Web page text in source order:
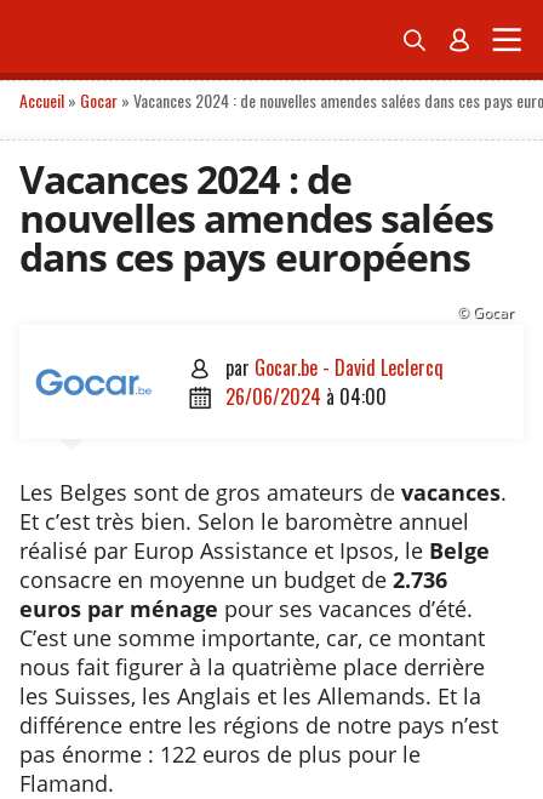
 
Accueil» Gocar»Vacances 2024 : de nouvelles amendes salées dans ces pays
Vacances 2024 : de
nouvelles amendes salées
dans ces pays européens
© Gocar
 par Gocar.be - David Leclercq
 26/06/2024 à 04:00
Les Belges sont de gros amateurs de vacances.
Et c’est très bien. Selon le baromètre annuel
réalisé par Europ Assistance et Ipsos, le Belge
consacre en moyenne un budget de 2.736
euros par ménage pour ses vacances d’été.
C’est une somme importante, car, ce montant
nous fait figurer à la quatrième place derrière
les Suisses, les Anglais et les Allemands. Et la
différence entre les régions de notre pays n’est
pas énorme : 122 euros de plus pour le
Flamand.